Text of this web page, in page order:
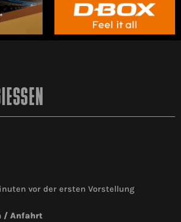
vor der ersten Vorstellung
/ Anfahrt